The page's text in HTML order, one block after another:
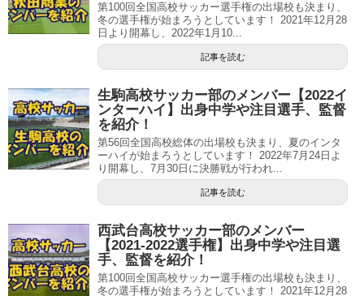
第100回全国高校サッカー選手権の出場校も決まり、
冬の選手権が始まろうとしています！ 2021年12月28
日より開幕し、2022年1月10...
記事を読む
生駒高校サッカー部のメンバー【2022イ
ンターハイ】出身中学や注目選手、監督
を紹介！
第56回全国高校総体の出場校も決まり、夏のインタ
ーハイが始まろうとしています！ 2022年7月24日よ
り開幕し、7月30日に決勝戦が行われ...
記事を読む
西武台高校サッカー部のメンバー
【2021-2022選手権】出身中学や注目選
手、監督を紹介！
第100回全国高校サッカー選手権の出場校も決まり、
冬の選手権が始まろうとしています！ 2021年12月28